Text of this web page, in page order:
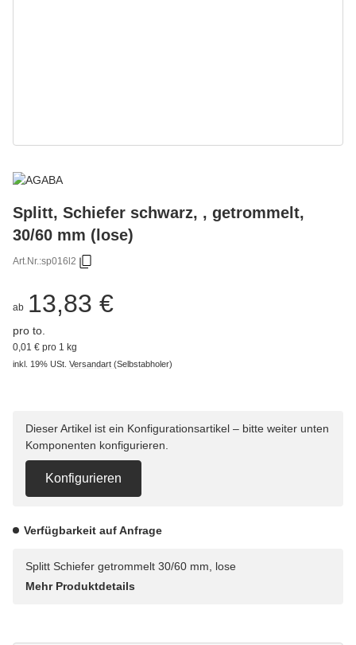
Splitt, Schiefer schwarz, , getrommelt,
30/60 mm (lose)
Art.Nr.:sp016l2
ab 13,83 €
pro to.
0,01 € pro 1 kg
inkl. 19% USt. Versandart (Selbstabholer)
Dieser Artikel ist ein Konfigurationsartikel – bitte weiter unten
Komponenten konfigurieren.
Konfigurieren
Verfügbarkeit auf Anfrage
Splitt Schiefer getrommelt 30/60 mm, lose
Mehr Produktdetails